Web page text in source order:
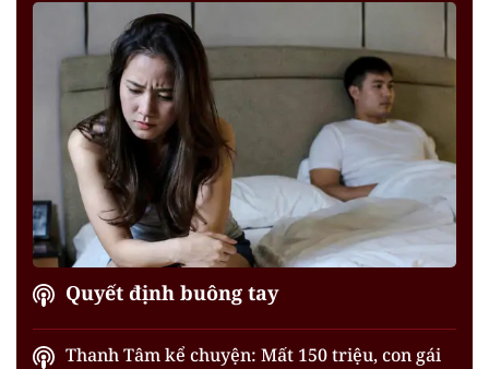
Quyết định buông tay
Thanh Tâm kể chuyện: Mất 150 triệu, con gái